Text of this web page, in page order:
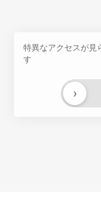
特異なアクセスが見
す
›